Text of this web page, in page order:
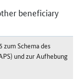
beneficiary
Schema des
und zur Aufhebung